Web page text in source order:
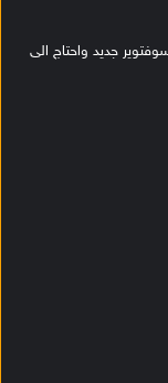
جديد واحتاج الى